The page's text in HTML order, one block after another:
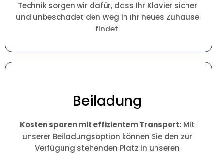
Technik sorgen wir dafür, dass Ihr Klavier sicher
und unbeschadet den Weg in Ihr neues Zuhause
findet.
Beiladung
Kosten sparen mit effizientem Transport: Mit
unserer Beiladungsoption können Sie den zur
Verfügung stehenden Platz in unseren